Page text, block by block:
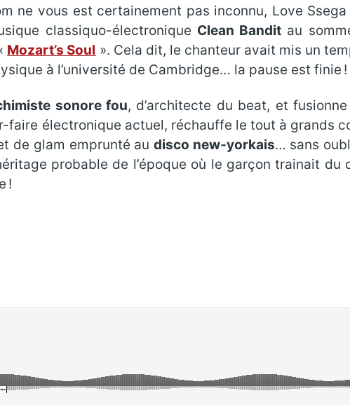
ne vous est certainement pas inconnu, Love
classiquo-électronique Clean Bandit au
Mozart’s Soul ». Cela dit, le chanteur avait mis un
à l’université de Cambridge… la pause est finie !
sonore fou, d’architecte du beat, et fusionne
faire électronique actuel, réchauffe le tout à grands
de glam emprunté au disco new-yorkais… sans
probable de l’époque où le garçon trainait du
!